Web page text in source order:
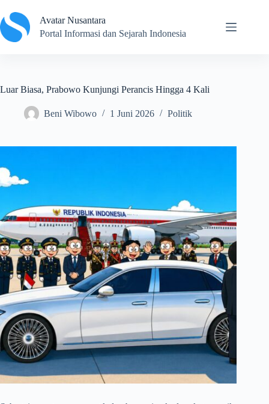
to
content
Avatar Nusantara
Portal Informasi dan Sejarah Indonesia
Luar Biasa, Prabowo Kunjungi Perancis Hingga 4 Kali
Beni Wibowo 1 Juni 2026 Politik